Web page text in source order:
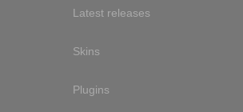
Latest releases
Skins
Plugins